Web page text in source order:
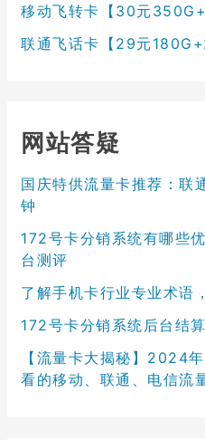
移动飞转卡【30元
联通飞话卡【29元
网站答疑
国庆特供流量卡推荐：
钟
172号卡分销系统有哪些
台测评
了解手机卡行业专业术语
172号卡分销系统后台结
【流量卡大揭秘】2024
看的移动、联通、电信流